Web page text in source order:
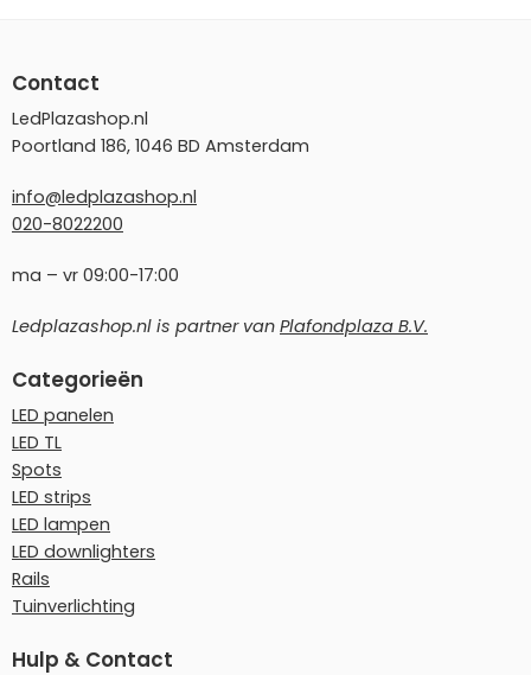
Contact
LedPlazashop.nl
Poortland 186, 1046 BD Amsterdam
info@ledplazashop.nl
020-8022200
ma – vr 09:00-17:00
Ledplazashop.nl is partner van Plafondplaza B.V.
Categorieën
LED panelen
LED TL
Spots
LED strips
LED lampen
LED downlighters
Rails
Tuinverlichting
Hulp & Contact